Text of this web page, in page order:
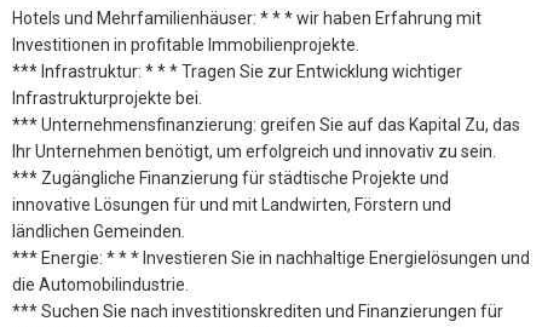
Hotels und Mehrfamilienhäuser: * * * wir haben Erfahrung mit
Investitionen in profitable Immobilienprojekte.
*** Infrastruktur: * * * Tragen Sie zur Entwicklung wichtiger
Infrastrukturprojekte bei.
*** Unternehmensfinanzierung: greifen Sie auf das Kapital Zu, das
Ihr Unternehmen benötigt, um erfolgreich und innovativ zu sein.
*** Zugängliche Finanzierung für städtische Projekte und
innovative Lösungen für und mit Landwirten, Förstern und
ländlichen Gemeinden.
*** Energie: * * * Investieren Sie in nachhaltige Energielösungen und
die Automobilindustrie.
*** Suchen Sie nach investitionskrediten und Finanzierungen für